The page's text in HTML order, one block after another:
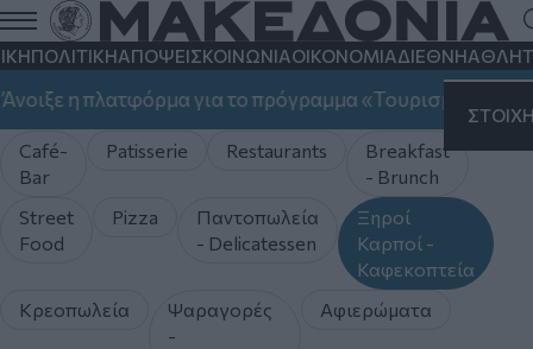
ΠΟΛΙΤΙΚΗΑΠΟΨΕΙΣΚΟΙΝΩΝΙΑΟΙΚΟΝΟΜΙΑΔΙΕΘΝΗ
η πλατφόρμα για το πρόγραμμα «Τουρισμός για
Ξηροί Καρποί - Καφεκοπτεία
Café-
Bar
Patisserie Restaurants
Breakfast
- Brunch
Street
Food
Pizza
Παντοπωλεία
- Delicatessen
Ξηροί
Καρποί -
Καφεκοπτεία
Κρεοπωλεία
Ψαραγορές
-
Αφιερώματα